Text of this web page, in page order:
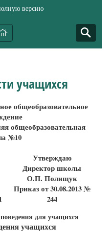
версию
учащихся
общеобразовательное
общеобразовательная
№10
Утверждаю
Директор школы
О.П. Полищук
Приказ от 30.08.2013 №
244
для учащихся
учащихся